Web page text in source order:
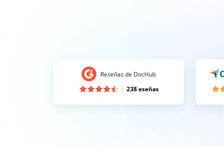
Reseñas de DocHub
238 eseñas